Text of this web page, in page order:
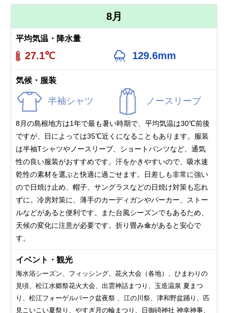
8月
平均気温・降水量
27.1℃ 129.6mm
気候・服装
半袖シャツ ノースリーブ
8月の島根地方は1年で最も暑い時期で、平均気温は30℃前後
ですが、日によっては35℃近くになることもあります。服装
は半袖Tシャツやノースリーブ、ショートパンツなど、通気
性の良い服装がおすすめです。汗をかきやすいので、吸水速
乾性の素材を選ぶと快適に過ごせます。日差しも非常に強い
ので日焼け止め、帽子、サングラスなどの日焼け対策も忘れ
ずに。冷房対策に、薄手のカーディガンやパーカー、ストー
ルなどがあると便利です。また台風シーズンでもあるため、
天候の変化に注意が必要です。折り畳み傘があると安心で
す。
イベント・観光
海水浴シーズン、フィッシング、花火大会（各地）、ひまわりの
見頃、松江水郷祭花火大会、出雲神話まつり、玉造温泉 夏まつ
り、松江フォーゲルパーク盆夜祭 、江の川祭、津和野盆踊り、匹
見こいこい夏祭り、やすぎ月の輪まつり、日御碕神社 神幸神事、